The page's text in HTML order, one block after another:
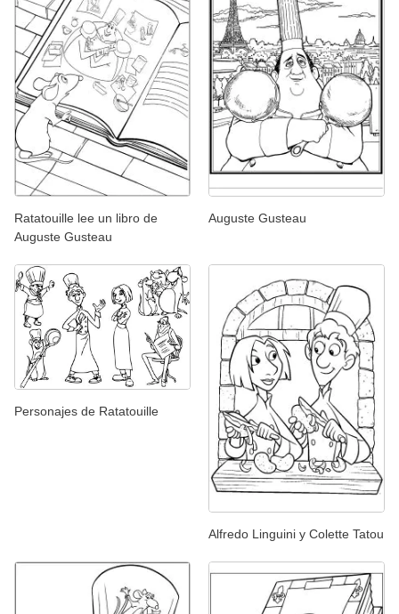
Ratatouille lee un libro de
Auguste Gusteau
Auguste Gusteau
Personajes de Ratatouille
Alfredo Linguini y Colette Tatou